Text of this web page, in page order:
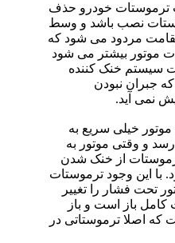
ترموستات خودرو حذف
نصب باشد و وسط
مردود می شود که
موتور بیشتر می شود
سیستم خنک کننده
جبران نبودن
نمی آید.
خیلی سریع به
و وقتی موتور به
از خنک شدن
با این وجود ترموستات
تحت فشار را تغییر
کامل باز است و باز
اصلا ترموستاتی در